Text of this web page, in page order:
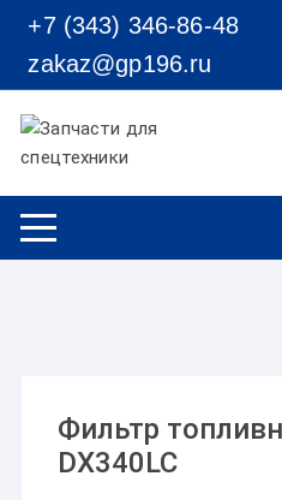
Перейти к содержимому
+7 (343) 346-86-48
zakaz@gp196.ru
Фильтр
DX340LC